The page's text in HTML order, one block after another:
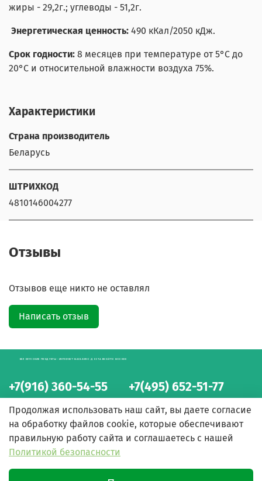
жиры - 29,2г.; углеводы - 51,2г.
Энергетическая ценность: 490 кКал/2050 кДж.
Срок годности: 8 месяцев при температуре от 5°С до
20°С и относительной влажности воздуха 75%.
Характеристики
Страна производитель
Беларусь
ШТРИХКОД
4810146004277
Отзывы
Отзывов еще никто не оставлял
Написать отзыв
+7(916) 360-54-55
интернет-магазин
+7(495) 652-51-77
интернет-магазин
БЕЛОРУССКИЕ ПРОДУКТЫ - ИНТЕРНЕТ-МАГАЗИН С ДОСТАВКОЙ ПО МОСКВЕ
Продолжая использовать наш сайт, вы даете согласие
на обработку файлов cookie, которые обеспечивают
правильную работу сайта и соглашаетесь с нашей
Политикой безопасности